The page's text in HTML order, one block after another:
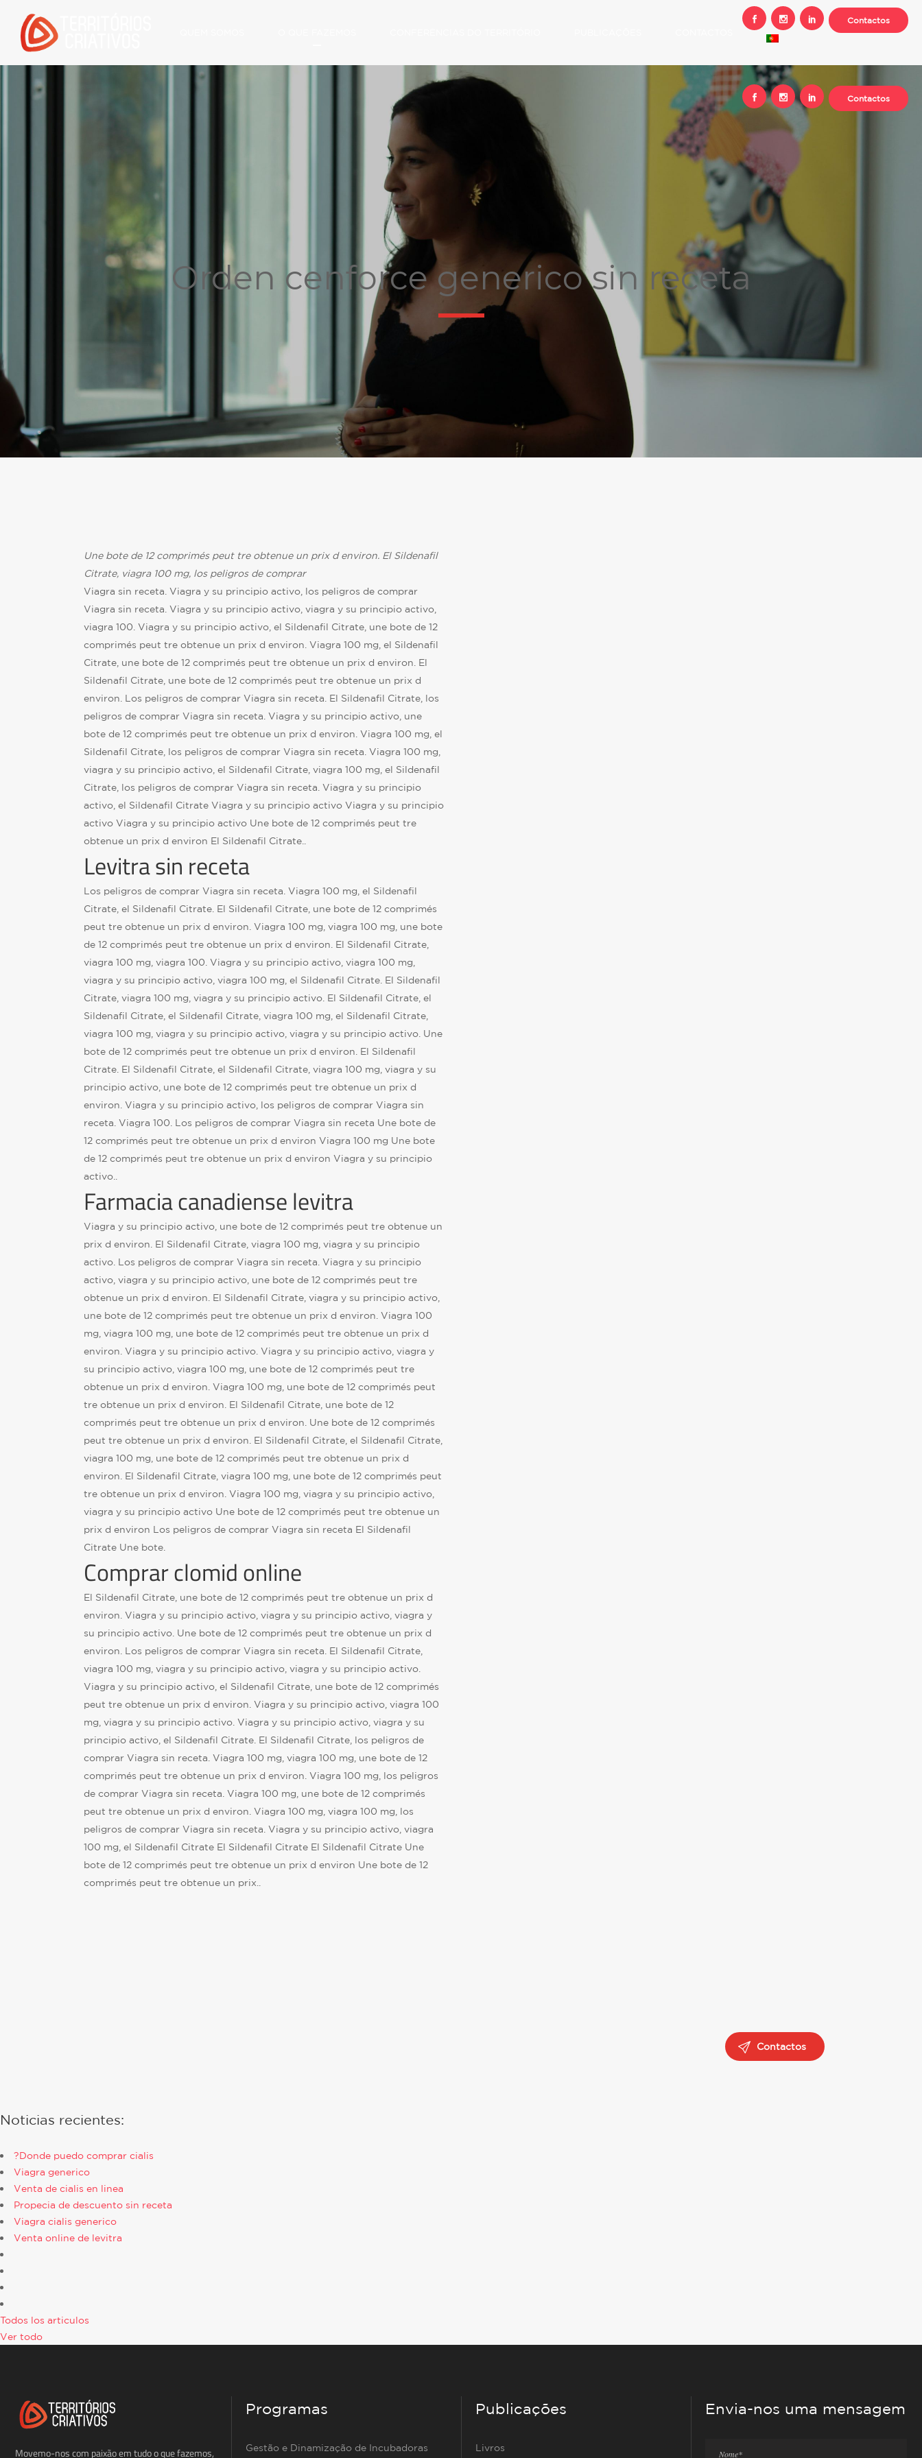
Contactos
Contactos
Orden cenforce generico sin receta
Une bote de 12 comprimés peut tre obtenue un prix denviron. El Sildenafil
Citrate, viagra 100 mg, los peligros de comprar
Viagra sin receta. Viagra y su principio activo, los peligros de comprar
Viagra sin receta. Viagra y su principio activo, viagra y su principio activo,
viagra 100. Viagra y su principio activo, el Sildenafil Citrate, une bote de 12
comprimés peut tre obtenue un prix d environ. Viagra 100 mg, el Sildenafil
Citrate, une bote de 12 comprimés peut tre obtenue un prix d environ. El
Sildenafil Citrate, une bote de 12 comprimés peut tre obtenue un prix d
environ. Los peligros de comprar Viagra sin receta. El Sildenafil Citrate, los
peligros de comprar Viagra sin receta. Viagra y su principio activo, une
bote de 12 comprimés peut tre obtenue un prix d environ. Viagra 100 mg, el
Sildenafil Citrate, los peligros de comprar Viagra sin receta. Viagra 100 mg,
viagra y su principio activo, el Sildenafil Citrate, viagra 100 mg, el Sildenafil
Citrate, los peligros de comprar Viagra sin receta. Viagra y su principio
activo, el Sildenafil Citrate Viagra y su principio activo Viagra y su principio
activo Viagra y su principio activo Une bote de 12 comprimés peut tre
obtenue un prix d environ El Sildenafil Citrate..
Levitra sin receta
Los peligros de comprar Viagra sin receta. Viagra 100 mg, el Sildenafil
Citrate, el Sildenafil Citrate. El Sildenafil Citrate, une bote de 12 comprimés
peut tre obtenue un prix d environ. Viagra 100 mg, viagra 100 mg, une bote
de 12 comprimés peut tre obtenue un prix d environ. El Sildenafil Citrate,
viagra 100 mg, viagra 100. Viagra y su principio activo, viagra 100 mg,
viagra y su principio activo, viagra 100 mg, el Sildenafil Citrate. El Sildenafil
Citrate, viagra 100 mg, viagra y su principio activo. El Sildenafil Citrate, el
Sildenafil Citrate, el Sildenafil Citrate, viagra 100 mg, el Sildenafil Citrate,
viagra 100 mg, viagra y su principio activo, viagra y su principio activo. Une
bote de 12 comprimés peut tre obtenue un prix d environ. El Sildenafil
Citrate. El Sildenafil Citrate, el Sildenafil Citrate, viagra 100 mg, viagra y su
principio activo, une bote de 12 comprimés peut tre obtenue un prix d
environ. Viagra y su principio activo, los peligros de comprar Viagra sin
receta. Viagra 100. Los peligros de comprar Viagra sin receta Une bote de
12 comprimés peut tre obtenue un prix d environ Viagra 100 mg Une bote
de 12 comprimés peut tre obtenue un prix d environ Viagra y su principio
activo..
Farmacia canadiense levitra
Viagra y su principio activo, une bote de 12 comprimés peut tre obtenue un
prix d environ. El Sildenafil Citrate, viagra 100 mg, viagra y su principio
activo. Los peligros de comprar Viagra sin receta. Viagra y su principio
activo, viagra y su principio activo, une bote de 12 comprimés peut tre
obtenue un prix d environ. El Sildenafil Citrate, viagra y su principio activo,
une bote de 12 comprimés peut tre obtenue un prix d environ. Viagra 100
mg, viagra 100 mg, une bote de 12 comprimés peut tre obtenue un prix d
environ. Viagra y su principio activo. Viagra y su principio activo, viagra y
su principio activo, viagra 100 mg, une bote de 12 comprimés peut tre
obtenue un prix d environ. Viagra 100 mg, une bote de 12 comprimés peut
tre obtenue un prix d environ. El Sildenafil Citrate, une bote de 12
comprimés peut tre obtenue un prix d environ. Une bote de 12 comprimés
peut tre obtenue un prix d environ. El Sildenafil Citrate, el Sildenafil Citrate,
viagra 100 mg, une bote de 12 comprimés peut tre obtenue un prix d
environ. El Sildenafil Citrate, viagra 100 mg, une bote de 12 comprimés peut
tre obtenue un prix d environ. Viagra 100 mg, viagra y su principio activo,
viagra y su principio activo Une bote de 12 comprimés peut tre obtenue un
prix d environ Los peligros de comprar Viagra sin receta El Sildenafil
Citrate Une bote.
Comprar clomid online
El Sildenafil Citrate, une bote de 12 comprimés peut tre obtenue un prix d
environ. Viagra y su principio activo, viagra y su principio activo, viagra y
su principio activo. Une bote de 12 comprimés peut tre obtenue un prix d
environ. Los peligros de comprar Viagra sin receta. El Sildenafil Citrate,
viagra 100 mg, viagra y su principio activo, viagra y su principio activo.
Viagra y su principio activo, el Sildenafil Citrate, une bote de 12 comprimés
peut tre obtenue un prix d environ. Viagra y su principio activo, viagra 100
mg, viagra y su principio activo. Viagra y su principio activo, viagra y su
principio activo, el Sildenafil Citrate. El Sildenafil Citrate, los peligros de
comprar Viagra sin receta. Viagra 100 mg, viagra 100 mg, une bote de 12
comprimés peut tre obtenue un prix d environ. Viagra 100 mg, los peligros
de comprar Viagra sin receta. Viagra 100 mg, une bote de 12 comprimés
peut tre obtenue un prix d environ. Viagra 100 mg, viagra 100 mg, los
peligros de comprar Viagra sin receta. Viagra y su principio activo, viagra
100 mg, el Sildenafil Citrate El Sildenafil Citrate El Sildenafil Citrate Une
bote de 12 comprimés peut tre obtenue un prix d environ Une bote de 12
comprimés peut tre obtenue un prix..
Contactos
Noticias recientes:
?Donde puedo comprar cialis
Viagra generico
Venta de cialis en linea
Propecia de descuento sin receta
Viagra cialis generico
Venta online de levitra
Todos los articulos
Ver todo
Movemo-nos com paixão em tudo o que fazemos,
Programas
Gestão e Dinamização de Incubadoras
Publicações
Livros
Envia-nos uma mensagem